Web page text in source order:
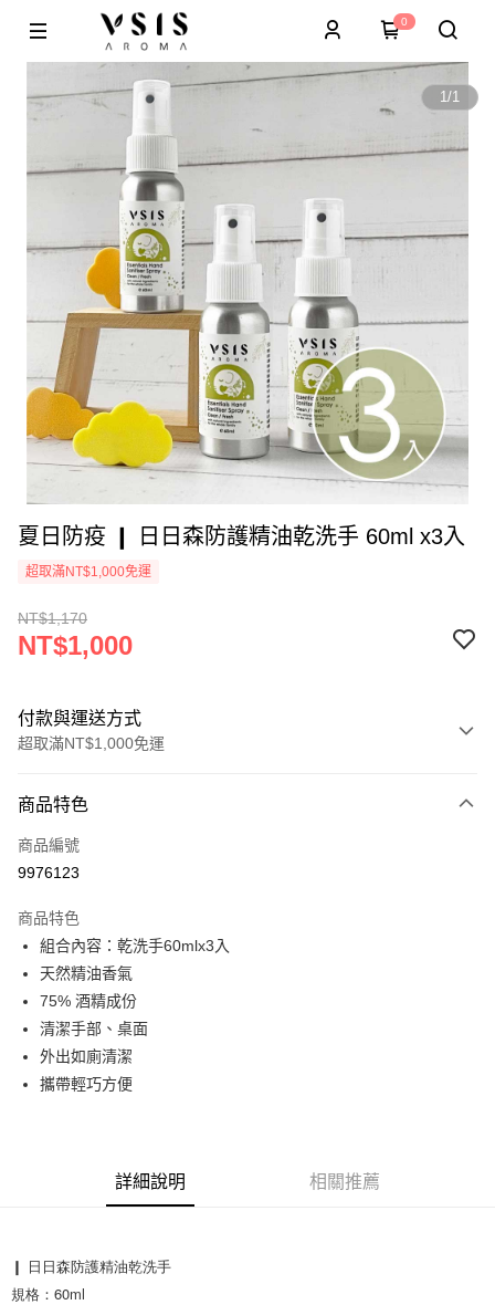
0
1/1
夏日防疫 ❙ 日日森防護精油乾洗手 60ml x3入
超取滿NT$1,000免運
NT$1,170
NT$1,000
付款與運送方式
超取滿NT$1,000免運
信用卡一次付款
超商取貨付款
Apple Pay
街口支付
悠遊付
ATM付款
每筆NT$60，滿NT$1,000(含以上)免運費
宅配
商品特色
商品編號
9976123
商品特色
組合內容：乾洗手60mlx3入
天然精油香氣
75% 酒精成份
清潔手部、桌面
外出如廁清潔
攜帶輕巧方便
詳細說明 相關推薦
❙ 日日森防護精油乾洗手
規格：60ml